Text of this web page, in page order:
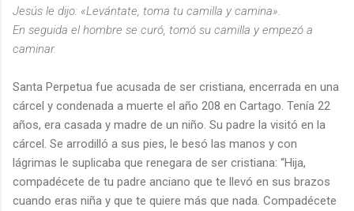
Jesús le dijo: «Levántate, toma tu camilla y camina».
En seguida el hombre se curó, tomó su camilla y empezó a
caminar.
Santa Perpetua fue acusada de ser cristiana, encerrada en una
cárcel y condenada a muerte el año 208 en Cartago. Tenía 22
años, era casada y madre de un niño. Su padre la visitó en la
cárcel. Se arrodilló a sus pies, le besó las manos y con
lágrimas le suplicaba que renegara de ser cristiana: “Hija,
compadécete de tu padre anciano que te llevó en sus brazos
cuando eras niña y que te quiere más que nada. Compadécete